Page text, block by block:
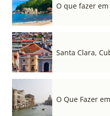
O que fazer
Santa Clara,
O Que Fazer